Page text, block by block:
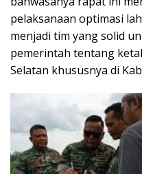
pelaksanaan optimasi
menjadi tim yang solid
pemerintah tentang
Selatan khususnya di